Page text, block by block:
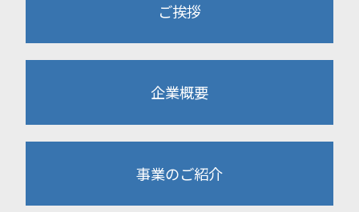
ご挨拶
企業概要
事業のご紹介